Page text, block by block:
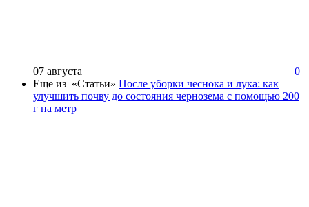
07 августа
0
Еще из «Статьи» После уборки чеснока и лука: как
улучшить почву до состояния чернозема с помощью 200
г на метр